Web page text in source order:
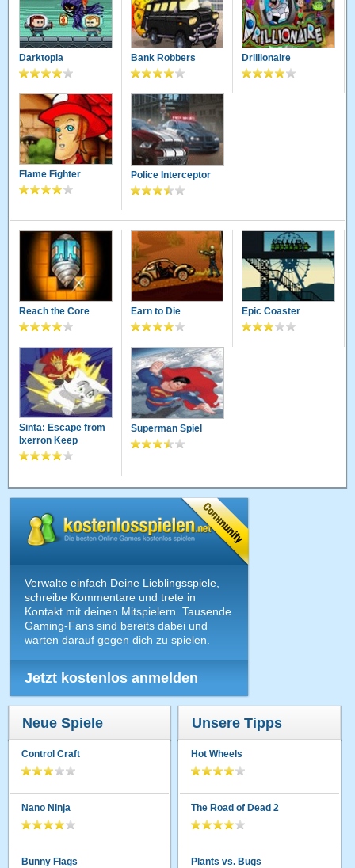
Darktopia Bank Robbers Drillionaire
Flame Fighter Police Interceptor
Reach the Core Earn to Die Epic Coaster
Sinta: Escape from
Ixerron Keep
Superman Spiel
Verwalte einfach Deine Lieblingsspiele,
schreibe Kommentare und trete in
Kontakt mit deinen Mitspielern. Tausende
Gaming-Fans sind bereits dabei und
warten darauf gegen dich zu spielen.
Jetzt kostenlos anmelden
Neue Spiele
Control Craft
Nano Ninja
Bunny Flags
Unsere Tipps
Hot Wheels
The Road of Dead 2
Plants vs. Bugs